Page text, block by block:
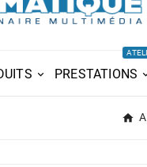
PRESTATIONS